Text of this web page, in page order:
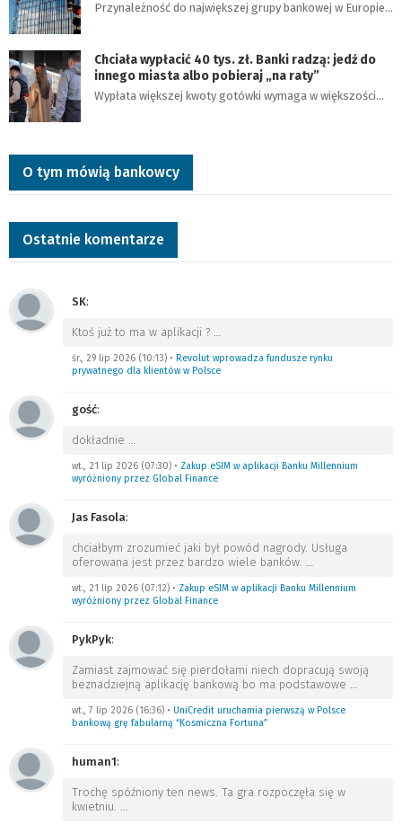
Przynależność do największej grupy bankowej w Europie…
Chciała wypłacić 40 tys. zł. Banki radzą: jedź do
innego miasta albo pobieraj „na raty”
Wypłata większej kwoty gotówki wymaga w większości…
O tym mówią bankowcy
Ostatnie komentarze
SK:
Ktoś już to ma w aplikacji ? …
śr., 29 lip 2026 (10:13) • Revolut wprowadza fundusze rynku
prywatnego dla klientów w Polsce
gość:
dokładnie …
wt., 21 lip 2026 (07:30) • Zakup eSIM w aplikacji Banku Millennium
wyróżniony przez Global Finance
Jas Fasola:
chciałbym zrozumieć jaki był powód nagrody. Usługa
oferowana jest przez bardzo wiele banków. …
wt., 21 lip 2026 (07:12) • Zakup eSIM w aplikacji Banku Millennium
wyróżniony przez Global Finance
PykPyk:
Zamiast zajmować się pierdołami niech dopracują swoją
beznadziejną aplikację bankową bo ma podstawowe …
wt., 7 lip 2026 (16:36) • UniCredit uruchamia pierwszą w Polsce
bankową grę fabularną “Kosmiczna Fortuna”
human1:
Trochę spóźniony ten news. Ta gra rozpoczęła się w
kwietniu. …